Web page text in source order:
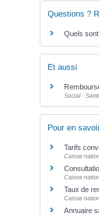
Questions ?
Quels
Et aussi
Social -
Pour en
Tarifs
Caisse
Caisse
Taux de
Caisse
Annuaire